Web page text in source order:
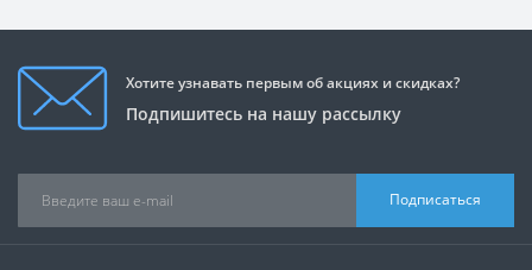
Хотите узнавать первым об акциях и скидках?
Подпишитесь на нашу рассылку
Подписаться